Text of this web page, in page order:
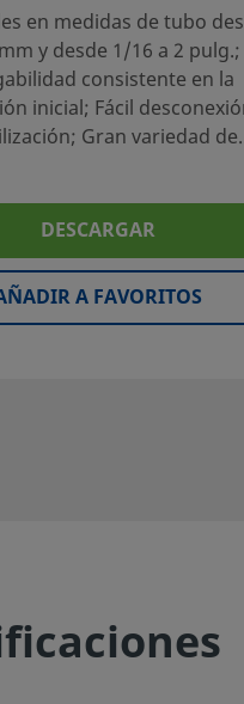
deben revisar la
de producto. Al
El diseñador de la
del componente, de
operación apropiados,
en medidas de tubo
y desde 1/16 a 2 pulg.;
consistente en la
inicial; Fácil
Gran variedad de
DESCARGAR
A FAVORITOS